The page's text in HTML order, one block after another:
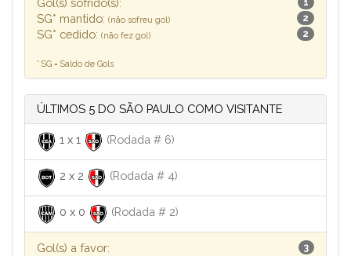
Gol(s) sofrido(s): 1
SG* mantido: (não sofreu gol) 2
SG* cedido: (não fez gol) 2
* SG = Saldo de Gols
ÚLTIMOS 5 DO SÃO PAULO COMO VISITANTE
1 x 1 (Rodada # 6)
2 x 2 (Rodada # 4)
0 x 0 (Rodada # 2)
Gol(s) a favor: 3